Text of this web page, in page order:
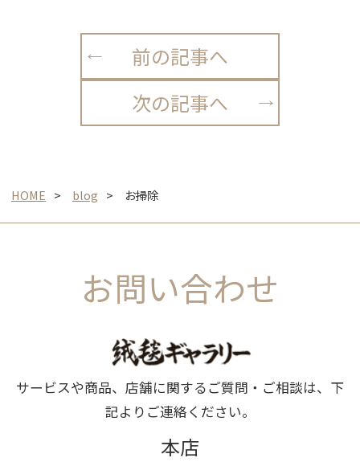
前の記事へ
次の記事へ
HOME blog お掃除
お問い合わせ
サービスや商品、店舗に関するご質問・ご相談は、下
記よりご連絡ください。
本店